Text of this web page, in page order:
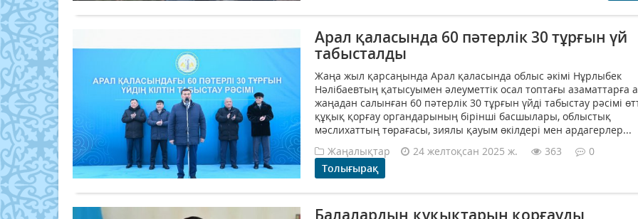
Арал қаласында 60 пәтерлік 30 тұрғын үй
табысталды
Жаңа жыл қарсаңында Арал қаласында облыс әкімі Нұрлыбек
Нәлібаевтың қатысуымен әлеуметтік осал топтағы азаматтарға
жаңадан салынған 60 пәтерлік 30 тұрғын үйді табыстау рәсімі
құқық қорғау органдарының бірінші басшылары, облыстық
мәслихаттың төрағасы, зиялы қауым өкілдері мен ардагерлер...
Жаңалықтар
24 желтоқсан 2025 ж. 363
0
Толығырақ
Балалардың құқықтарын қорғауды